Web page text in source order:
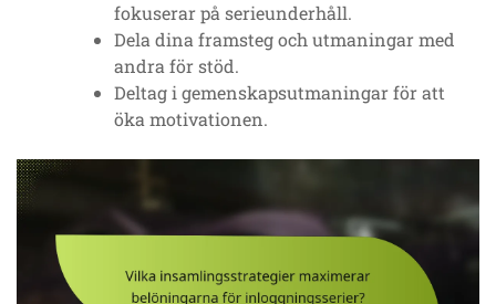
fokuserar på serieunderhåll.
Dela dina framsteg och utmaningar med
andra för stöd.
Deltag i gemenskapsutmaningar för att
öka motivationen.